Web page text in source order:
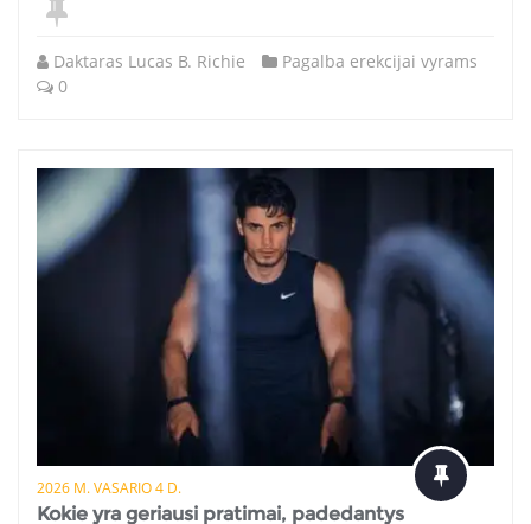
Daktaras Lucas B. Richie
Pagalba erekcijai vyrams
0
2026 M. VASARIO 4 D.
Kokie yra geriausi pratimai, padedantys